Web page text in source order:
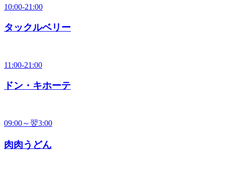
10:00-21:00
タックルベリー
11:00-21:00
ドン・キホーテ
09:00～翌3:00
肉肉うどん